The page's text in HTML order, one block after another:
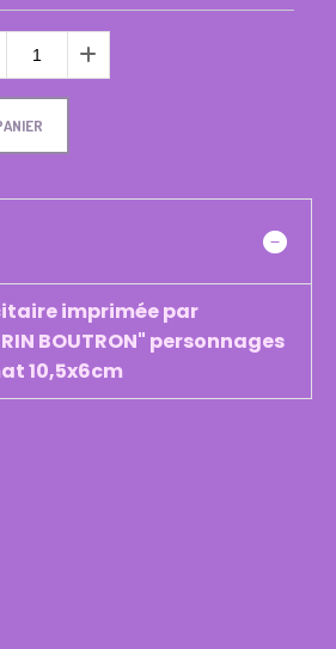
imprimée par
BOUTRON" personnages
10,5x6cm